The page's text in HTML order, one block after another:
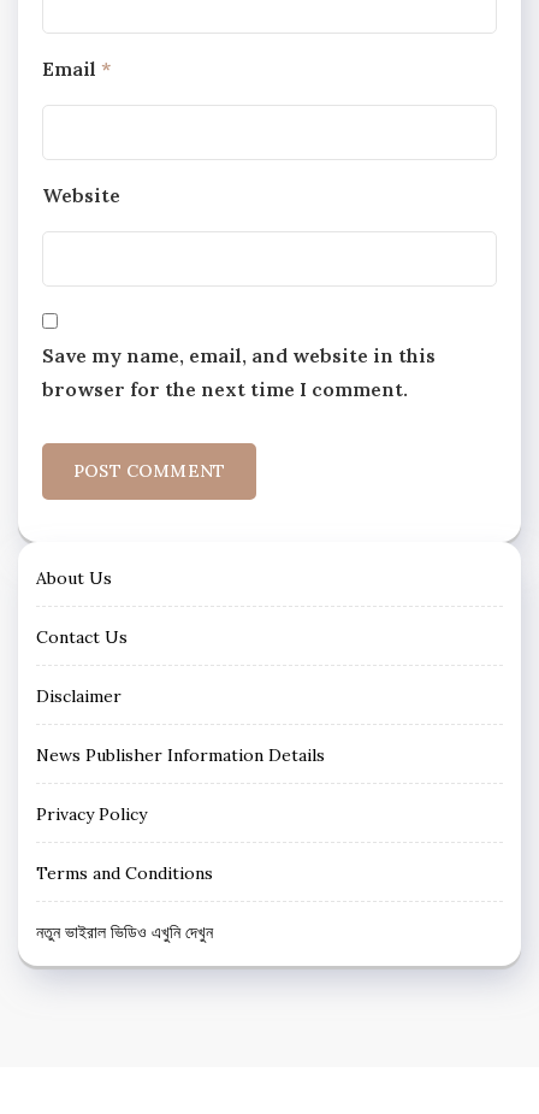
Email *
Website
Save my name, email, and website in this
browser for the next time I comment.
About Us
Contact Us
Disclaimer
News Publisher Information Details
Privacy Policy
Terms and Conditions
নতুন ভাইরাল ভিডিও এখুনি দেখুন